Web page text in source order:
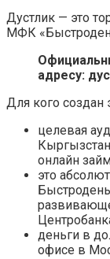
Дустлик — это
МФК
адресу:
Для кого создан
целевая
онлайн
это
деньги в
офисе в